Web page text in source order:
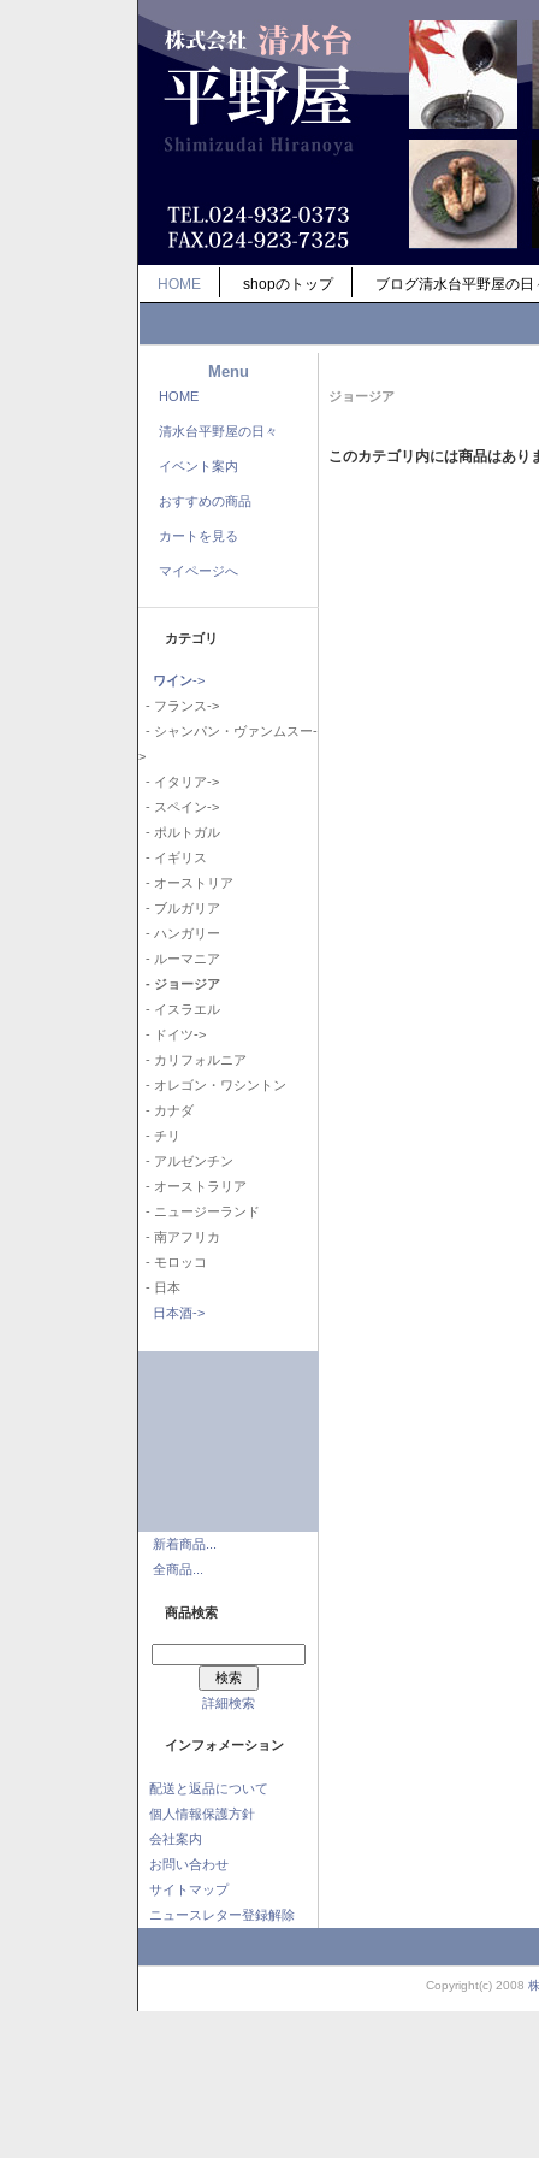
HOME shopのトップ ブログ清水台平野屋の日
Menu
HOME
清水台平野屋の日々
イベント案内
おすすめの商品
カートを見る
マイページへ
カテゴリ
ワイン->
- フランス->
- シャンパン・ヴァンムスー-
>
- イタリア->
- スペイン->
- ポルトガル
- イギリス
- オーストリア
- ブルガリア
- ハンガリー
- ルーマニア
- ジョージア
- イスラエル
- ドイツ->
- カリフォルニア
- オレゴン・ワシントン
- カナダ
- チリ
- アルゼンチン
- オーストラリア
- ニュージーランド
- 南アフリカ
- モロッコ
- 日本
日本酒->
新着商品...
全商品...
商品検索
詳細検索
インフォメーション
配送と返品について
個人情報保護方針
会社案内
お問い合わせ
サイトマップ
ニュースレター登録解除
ジョージア
このカテゴリ内には商品はあり
Copyright(c) 2008